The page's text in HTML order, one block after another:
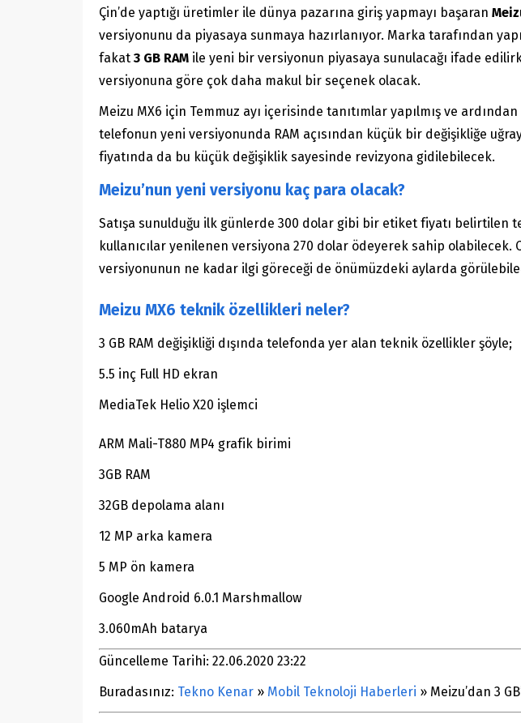
Çin’de yaptığı üretimler ile dünya pazarına giriş yapmayı başaran
versiyonunu da piyasaya sunmaya hazırlanıyor. Marka tarafından
fakat 3 GB RAM ile yeni bir versiyonun piyasaya sunulacağı ifade
versiyonuna göre çok daha makul bir seçenek olacak.
Meizu MX6 için Temmuz ayı içerisinde tanıtımlar yapılmış ve
telefonun yeni versiyonunda RAM açısından küçük bir değişikliğe
fiyatında da bu küçük değişiklik sayesinde revizyona gidilebilecek.
Meizu’nun yeni versiyonu kaç para olacak?
Satışa sunulduğu ilk günlerde 300 dolar gibi bir etiket fiyatı belirtilen
kullanıcılar yenilenen versiyona 270 dolar ödeyerek sahip
versiyonunun ne kadar ilgi göreceği de önümüzdeki aylarda
Meizu MX6 teknik özellikleri neler?
3 GB RAM değişikliği dışında telefonda yer alan teknik özellikler şöyle;
5.5 inç Full HD ekran
MediaTek Helio X20 işlemci
ARM Mali-T880 MP4 grafik birimi
3GB RAM
32GB depolama alanı
12 MP arka kamera
5 MP ön kamera
Google Android 6.0.1 Marshmallow
3.060mAh batarya
Güncelleme Tarihi: 22.06.2020 23:22
Buradasınız: Tekno Kenar » Mobil Teknoloji Haberleri » Meizu’dan 3